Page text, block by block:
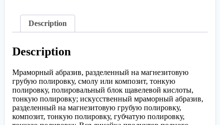
Description
Description
Мраморный абразив, разделенный на магнезитовую
грубую полировку, смолу или композит, тонкую
полировку, полировальный блок щавелевой кислоты,
тонкую полировку; искусственный мраморный абразив,
разделенный на магнезитовую грубую полировку,
композит, тонкую полировку, губчатую полировку,